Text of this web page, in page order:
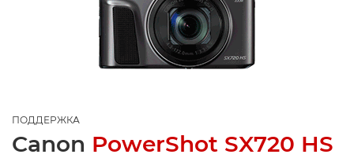
ПОДДЕРЖКА
Canon PowerShot SX720 HS